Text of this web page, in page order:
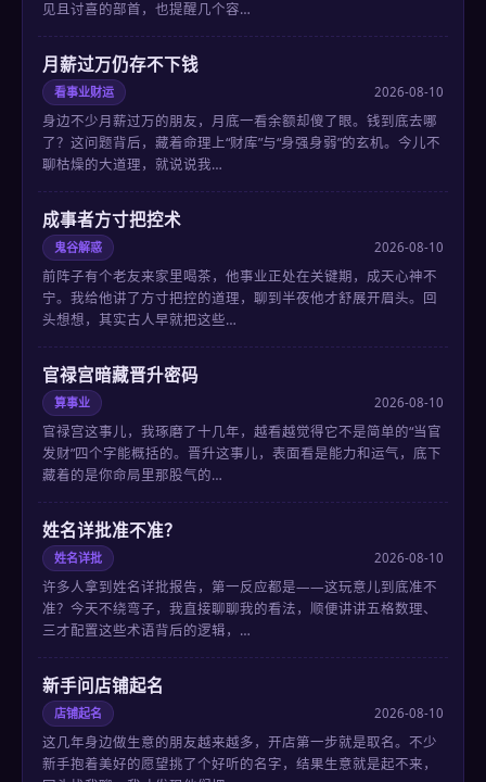
见且讨喜的部首，也提醒几个容…
月薪过万仍存不下钱
看事业财运 2026-08-10
身边不少月薪过万的朋友，月底一看余额却傻了眼。钱到底去哪
了？这问题背后，藏着命理上“财库”与“身强身弱”的玄机。今儿不
聊枯燥的大道理，就说说我…
成事者方寸把控术
鬼谷解惑 2026-08-10
前阵子有个老友来家里喝茶，他事业正处在关键期，成天心神不
宁。我给他讲了方寸把控的道理，聊到半夜他才舒展开眉头。回
头想想，其实古人早就把这些…
官禄宫暗藏晋升密码
算事业 2026-08-10
官禄宫这事儿，我琢磨了十几年，越看越觉得它不是简单的“当官
发财”四个字能概括的。晋升这事儿，表面看是能力和运气，底下
藏着的是你命局里那股气的…
姓名详批准不准？
姓名详批 2026-08-10
许多人拿到姓名详批报告，第一反应都是——这玩意儿到底准不
准？今天不绕弯子，我直接聊聊我的看法，顺便讲讲五格数理、
三才配置这些术语背后的逻辑，…
新手问店铺起名
店铺起名 2026-08-10
这几年身边做生意的朋友越来越多，开店第一步就是取名。不少
新手抱着美好的愿望挑了个好听的名字，结果生意就是起不来，